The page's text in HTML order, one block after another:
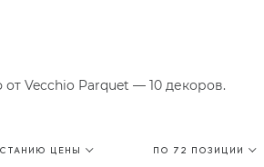
от Vecchio Parquet — 10 декоров.
ЦЕНЫ ПО 72 ПОЗИЦИИ